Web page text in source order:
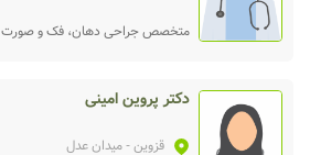
متخصص جراحی دهان، فک و صورت
دکتر پروین امینی
قزوین- میدان عدل